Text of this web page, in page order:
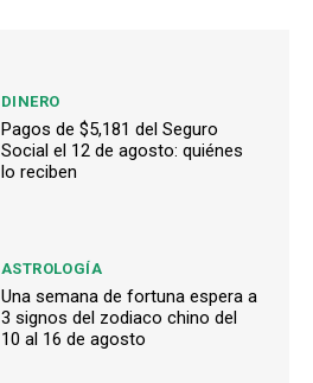
DINERO
Pagos de $5,181 del Seguro
Social el 12 de agosto: quiénes
lo reciben
ASTROLOGÍA
Una semana de fortuna espera a
3 signos del zodiaco chino del
10 al 16 de agosto